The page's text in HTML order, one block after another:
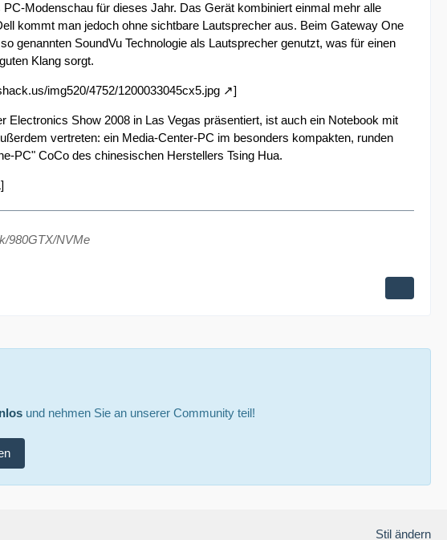
Modenschau für dieses Jahr. Das Gerät kombiniert einmal mehr alle
kommt man jedoch ohne sichtbare Lautsprecher aus. Beim Gateway One
genannten SoundVu Technologie als Lautsprecher genutzt, was für einen
Klang sorgt.
img520/4752/1200033045cx5.jpg ]
Show 2008 in Las Vegas präsentiert, ist auch ein Notebook mit
vertreten: ein Media-Center-PC im besonders kompakten, runden
PC" CoCo des chinesischen Herstellers Tsing Hua.
980GTX/NVMe
und nehmen Sie an unserer Community teil!
Stil ändern